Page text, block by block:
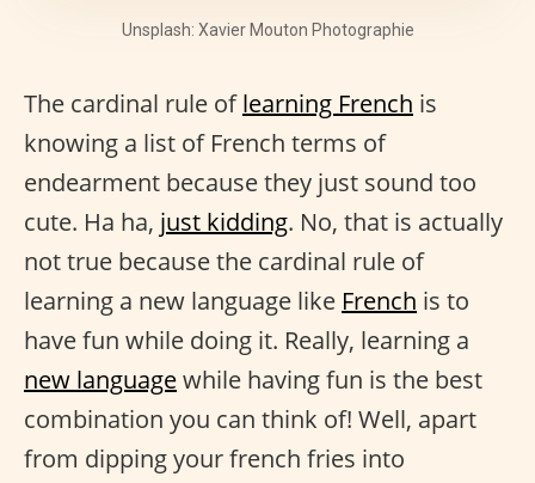
Unsplash: Xavier Mouton Photographie
The cardinal rule oflearning French is
knowing a list of French terms of
endearment because they just sound too
cute. Ha ha, just kidding. No, that is actually
not true because the cardinal rule of
learning a new language like French is to
have fun while doing it. Really, learning a
new languagewhile having fun is the best
combination you can think of! Well, apart
from dipping your french fries into